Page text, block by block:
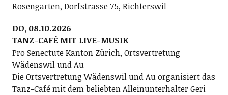
Rosengarten, Dorfstrasse 75, Richterswil
DO, 08.10.2026
TANZ-CAFÉ MIT LIVE-MUSIK
Pro Senectute Kanton Zürich, Ortsvertretung
Wädenswil und Au
Die Ortsvertretung Wädenswil und Au organisiert das
Tanz-Café mit dem beliebten Alleinunterhalter Geri